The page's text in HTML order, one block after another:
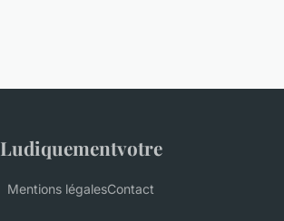
Ludiquementvotre
Mentions légalesContact